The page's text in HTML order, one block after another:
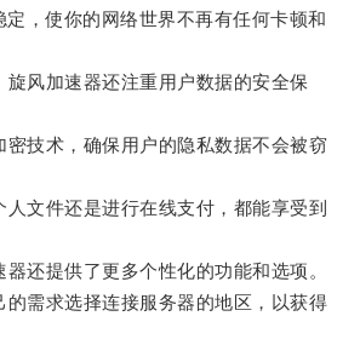
，使你的网络世界不再有任何卡顿和
风加速器还注重用户数据的安全保
技术，确保用户的隐私数据不会被窃
件还是进行在线支付，都能享受到
提供了更多个性化的功能和选项。
需求选择连接服务器的地区，以获得